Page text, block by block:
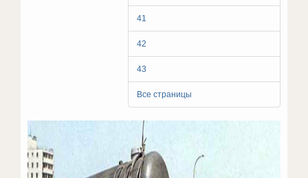
41
42
43
Все страницы